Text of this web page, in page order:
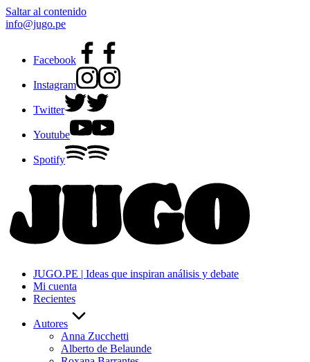
Saltar al contenido
info@jugo.pe
Facebook
Instagram
Twitter
Youtube
Spotify
JUGO.PE | Ideas que inspiran análisis y debate
Mi cuenta
Recientes
Autores
Anna Zucchetti
Alberto de Belaunde